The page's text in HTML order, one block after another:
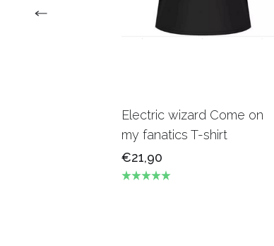
Electric wizard Come on
my fanatics T-shirt
€21,90